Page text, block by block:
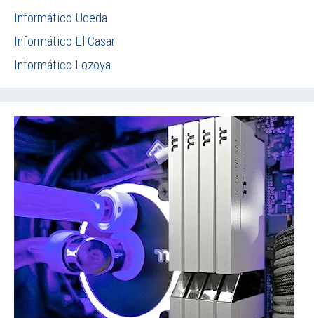
Informático Uceda
Informático El Casar
Informático Lozoya